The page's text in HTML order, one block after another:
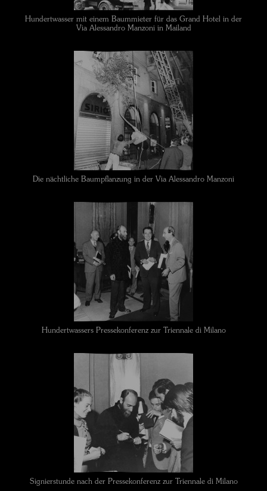
Hundertwasser mit einem Baummieter für das Grand Hotel in der
Via Alessandro Manzoni in Mailand
Die nächtliche Baumpflanzung in der Via Alessandro Manzoni
Hundertwassers Pressekonferenz zur Triennale di Milano
Signierstunde nach der Pressekonferenz zur Triennale di Milano